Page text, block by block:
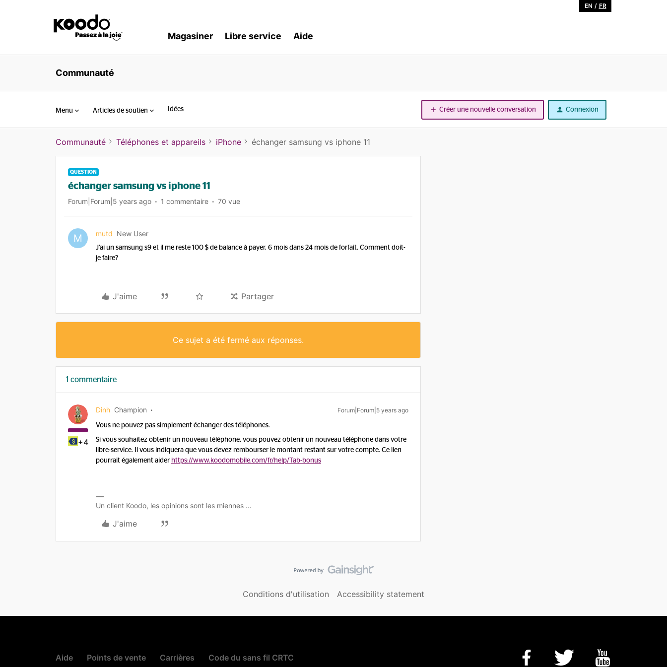
EN / FR
Magasiner Libre service Aide
Communauté
Menu Articles de soutien Idées Créer une nouvelle conversation Connexion
Communauté Téléphones et appareils iPhone échanger samsung vs iphone 11
QUESTION
échanger samsung vs iphone 11
Forum|Forum|5 years ago 1 commentaire 70 vue
M mutd New User
J’ai un samsung s9 et il me reste 100 $ de balance à payer, 6 mois dans 24 mois de forfait. Comment doit-
je faire?
J'aime Partager
Ce sujet a été fermé aux réponses.
1 commentaire
+4
Dinh Champion Forum|Forum|5 years ago
Vous ne pouvez pas simplement échanger des téléphones.
Si vous souhaitez obtenir un nouveau téléphone, vous pouvez obtenir un nouveau téléphone dans votre
libre-service. Il vous indiquera que vous devez rembourser le montant restant sur votre compte. Ce lien
pourrait également aider https://www.koodomobile.com/fr/help/Tab-bonus
Un client Koodo, les opinions sont les miennes ...
J'aime
Conditions d'utilisation Accessibility statement
Aide Points de vente Carrières Code du sans fil CRTC